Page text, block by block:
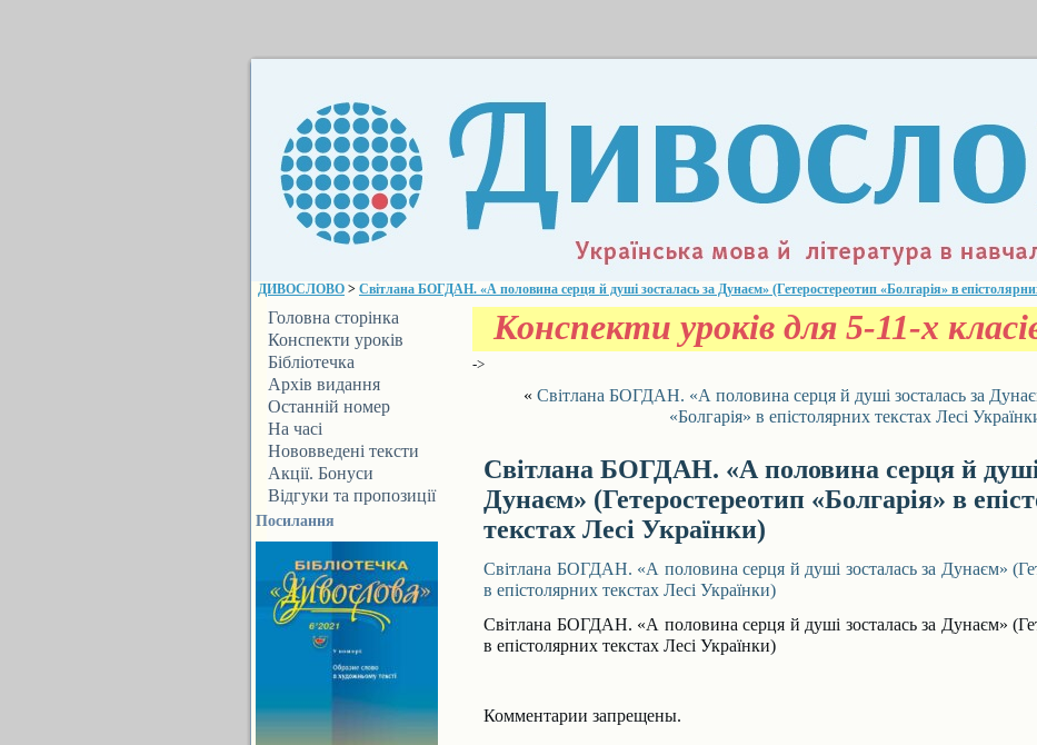
ДИВОСЛОВО > Світлана БОГДАН. «А половина серця й душі зосталась за Дунаєм» (Гетеростереотип «Болгарія» в
Головна сторінка
Конспекти уроків
Бібліотечка
ДИВОСЛОВА
Архів видання
Останній номер
На часі
Нововведені тексти
Акції. Бонуси
Відгуки та пропозиції
Посилання
Конспекти уроків для 5-11-х
->
« Світлана БОГДАН. «А половина серця й душі зосталась за
«Болгарія» в епістолярних текстах Лесі
Світлана БОГДАН. «А половина серця й душі
Дунаєм» (Гетеростереотип «Болгарія» в
текстах Лесі Українки)
Світлана БОГДАН. «А половина серця й душі зосталась за Дунаєм»
в епістолярних текстах Лесі Українки)
Світлана БОГДАН. «А половина серця й душі зосталась за Дунаєм»
в епістолярних текстах Лесі Українки)
Комментарии запрещены.